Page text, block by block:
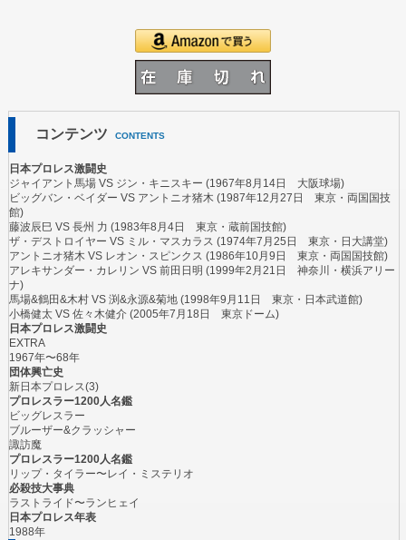
コンテンツ CONTENTS
日本プロレス激闘史
ジャイアント馬場 VSジン・キニスキー (1967年8月14日 大阪球場)
ビッグバン・ベイダー VSアントニオ猪木 (1987年12月27日 東京・両国国技
館)
藤波辰巳 VS長州 力 (1983年8月4日 東京・蔵前国技館)
ザ・デストロイヤー VSミル・マスカラス (1974年7月25日 東京・日大講堂)
アントニオ猪木 VSレオン・スピンクス (1986年10月9日 東京・両国国技館)
アレキサンダー・カレリン VS前田日明 (1999年2月21日 神奈川・横浜アリー
ナ)
馬場&鶴田&木村 VS渕&永源&菊地 (1998年9月11日 東京・日本武道館)
小橋健太 VS佐々木健介 (2005年7月18日 東京ドーム)
日本プロレス激闘史
EXTRA
1967年〜68年
団体興亡史
新日本プロレス(3)
プロレスラー1200人名鑑
ビッグレスラー
ブルーザー&クラッシャー
諏訪魔
プロレスラー1200人名鑑
リップ・タイラー〜レイ・ミステリオ
必殺技大事典
ラストライド〜ランヒェイ
日本プロレス年表
1988年